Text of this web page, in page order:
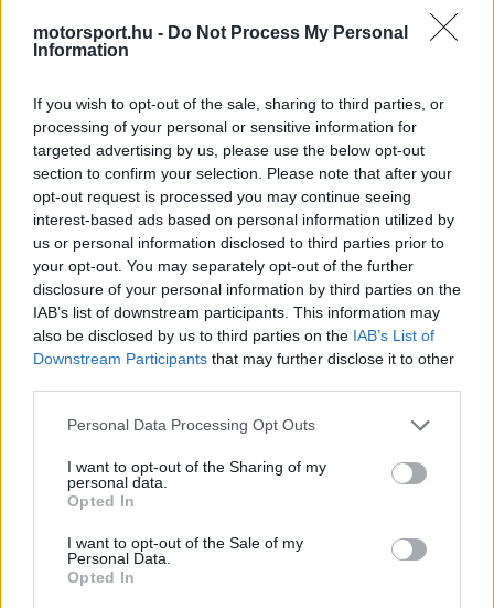
motorsport.hu - Do Not Process My Personal
Information
If you wish to opt-out of the sale, sharing to third parties, or
processing of your personal or sensitive information for
targeted advertising by us, please use the below opt-out
section to confirm your selection. Please note that after your
opt-out request is processed you may continue seeing
interest-based ads based on personal information utilized by
us or personal information disclosed to third parties prior to
your opt-out. You may separately opt-out of the further
disclosure of your personal information by third parties on the
IAB’s list of downstream participants. This information may
also be disclosed by us to third parties on the IAB’s List of
Downstream Participants that may further disclose it to other
Please note that this website/app uses one or more Google
not limited to your visit or usage behaviour. You may click to
grant or deny consent to Google and its third-party tags to
use your data for below specified purposes in below Google
consent section.
Personal Data Processing Opt Outs
I want to opt-out of the Sharing of my
personal data.
Opted In
I want to opt-out of the Sale of my
Personal Data.
Opted In
window.
Turrini úgy látja, a brit pilóta döntése komoly
bizalmat tükröz aFerrarihosszú távú tervei,
különösen a 2027-es motorszabályok iránt. A
Scuderia Fans beszámolója szerint a veterán
újságíró bízik benne, hogy ez az optimizmus
idővel az eredményekben is megmutatkozik majd.
FORMA-1
Újra harcban a győzelemért – ez